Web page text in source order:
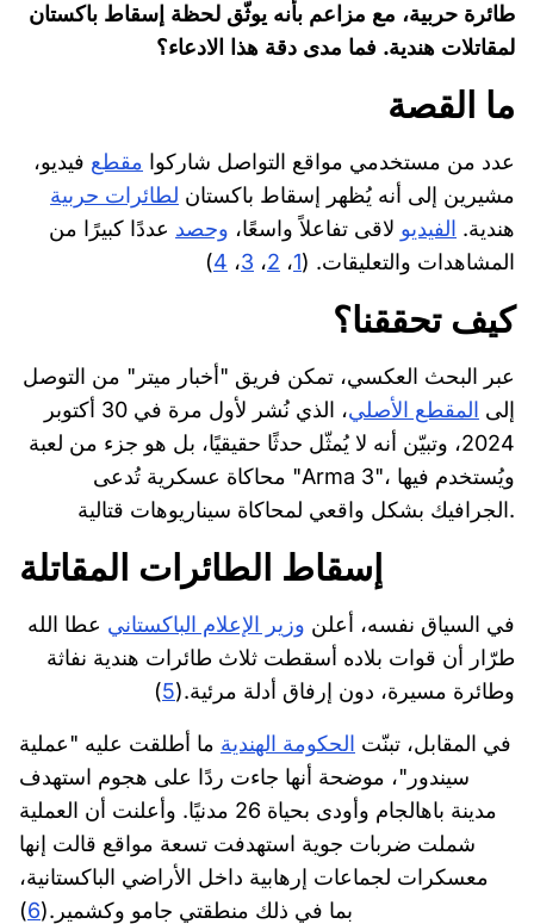
طائرة حربية، مع مزاعم بأنه يوثّق لحظة إسقاط باكستان
لمقاتلات هندية. فما مدى دقة هذا الادعاء؟
ما القصة
عدد من مستخدمي مواقع التواصل شاركوا مقطع فيديو،
مشيرين إلى أنه يُظهر إسقاط باكستان لطائرات حربية
هندية. الفيديو لاقى تفاعلاً واسعًا، وحصد عددًا كبيرًا من
المشاهدات والتعليقات. (1، 2، 3، 4
)
كيف تحققنا؟
عبر البحث العكسي، تمكن فريق "أخبار ميتر" من التوصل
إلى المقطع الأصلي
، الذي نُشر لأول مرة في 30 أكتوبر
2024، وتبيّن أنه لا يُمثّل حدثًا حقيقيًا، بل هو جزء من لعبة
محاكاة عسكرية تُدعى "Arma 3"، ويُستخدم فيها
الجرافيك بشكل واقعي لمحاكاة سيناريوهات قتالية.
إسقاط الطائرات المقاتلة
في السياق نفسه، أعلن وزير الإعلام الباكستاني عطا الله
طرّار أن قوات بلاده أسقطت ثلاث طائرات هندية نفاثة
وطائرة مسيرة، دون إرفاق أدلة مرئية.(5
)
في المقابل، تبنّت الحكومة الهندية ما أطلقت عليه "عملية
سيندور"، موضحة أنها جاءت ردًا على هجوم استهدف
مدينة باهالجام وأودى بحياة 26 مدنيًا. وأعلنت أن العملية
شملت ضربات جوية استهدفت تسعة مواقع قالت إنها
معسكرات لجماعات إرهابية داخل الأراضي الباكستانية،
بما في ذلك منطقتي جامو وكشمير.(6
)